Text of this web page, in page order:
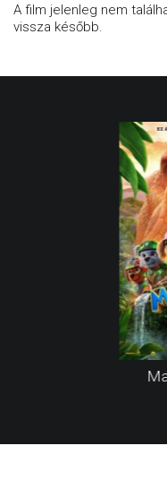
A film jelenleg nem
vissza később.